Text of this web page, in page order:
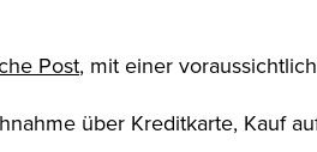
Post, mit einer
über Kreditkarte, Kauf